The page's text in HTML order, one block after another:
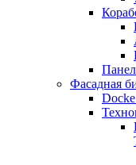
Фасадная